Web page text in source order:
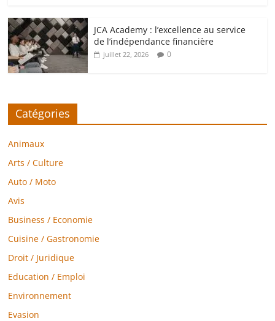
JCA Academy : l’excellence au service
de l’indépendance financière
juillet 22, 2026 0
Catégories
Animaux
Arts / Culture
Auto / Moto
Avis
Business / Economie
Cuisine / Gastronomie
Droit / Juridique
Education / Emploi
Environnement
Evasion